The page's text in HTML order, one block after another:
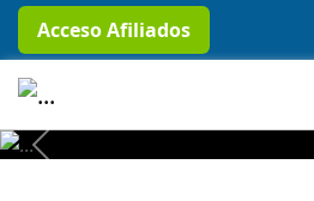
Acceso Afiliados
+ Conocer
Previous